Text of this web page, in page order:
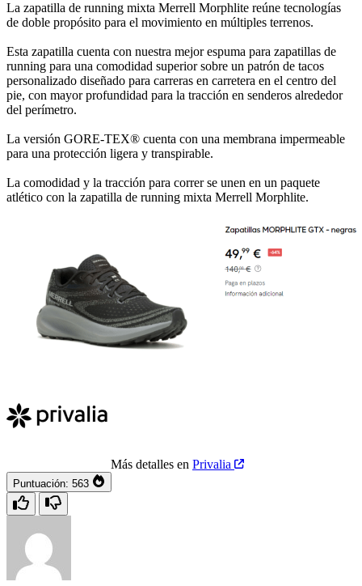
La zapatilla de running mixta Merrell Morphlite reúne tecnologías
de doble propósito para el movimiento en múltiples terrenos.
Esta zapatilla cuenta con nuestra mejor espuma para zapatillas de
running para una comodidad superior sobre un patrón de tacos
personalizado diseñado para carreras en carretera en el centro del
pie, con mayor profundidad para la tracción en senderos alrededor
del perímetro.
La versión GORE-TEX® cuenta con una membrana impermeable
para una protección ligera y transpirable.
La comodidad y la tracción para correr se unen en un paquete
atlético con la zapatilla de running mixta Merrell Morphlite.
Más detalles en Privalia
Puntuación: 563